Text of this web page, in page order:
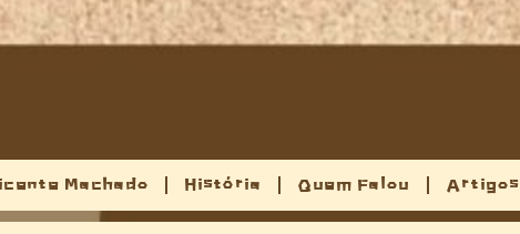
Machado História Quem Falou Artigos